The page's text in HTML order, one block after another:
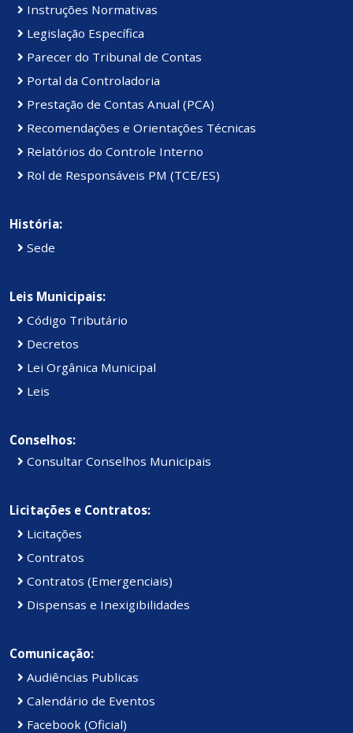
Instruções Normativas
Legislação Específica
Parecer do Tribunal de Contas
Portal da Controladoria
Prestação de Contas Anual (PCA)
Recomendações e Orientações Técnicas
Relatórios do Controle Interno
Rol de Responsáveis PM (TCE/ES)
História:
Sede
Leis Municipais:
Código Tributário
Decretos
Lei Orgânica Municipal
Leis
Conselhos:
Consultar Conselhos Municipais
Licitações e Contratos:
Licitações
Contratos
Contratos (Emergenciais)
Dispensas e Inexigibilidades
Comunicação:
Audiências Publicas
Calendário de Eventos
Facebook (Oficial)